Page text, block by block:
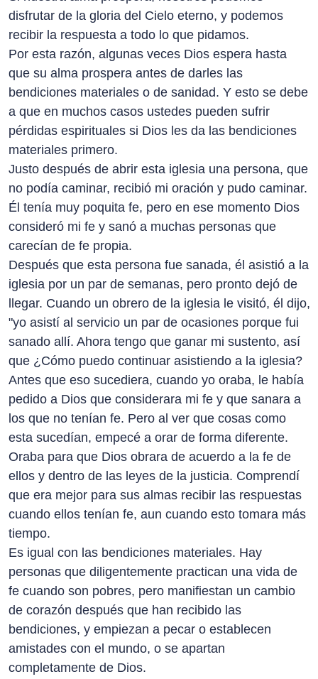
disfrutar de la gloria del Cielo eterno, y podemos
recibir la respuesta a todo lo que pidamos.
Por esta razón, algunas veces Dios espera hasta
que su alma prospera antes de darles las
bendiciones materiales o de sanidad. Y esto se debe
a que en muchos casos ustedes pueden sufrir
pérdidas espirituales si Dios les da las bendiciones
materiales primero.
Justo después de abrir esta iglesia una persona, que
no podía caminar, recibió mi oración y pudo caminar.
Él tenía muy poquita fe, pero en ese momento Dios
consideró mi fe y sanó a muchas personas que
carecían de fe propia.
Después que esta persona fue sanada, él asistió a la
iglesia por un par de semanas, pero pronto dejó de
llegar. Cuando un obrero de la iglesia le visitó, él dijo,
"yo asistí al servicio un par de ocasiones porque fui
sanado allí. Ahora tengo que ganar mi sustento, así
que ¿Cómo puedo continuar asistiendo a la iglesia?
Antes que eso sucediera, cuando yo oraba, le había
pedido a Dios que considerara mi fe y que sanara a
los que no tenían fe. Pero al ver que cosas como
esta sucedían, empecé a orar de forma diferente.
Oraba para que Dios obrara de acuerdo a la fe de
ellos y dentro de las leyes de la justicia. Comprendí
que era mejor para sus almas recibir las respuestas
cuando ellos tenían fe, aun cuando esto tomara más
tiempo.
Es igual con las bendiciones materiales. Hay
personas que diligentemente practican una vida de
fe cuando son pobres, pero manifiestan un cambio
de corazón después que han recibido las
bendiciones, y empiezan a pecar o establecen
amistades con el mundo, o se apartan
completamente de Dios.